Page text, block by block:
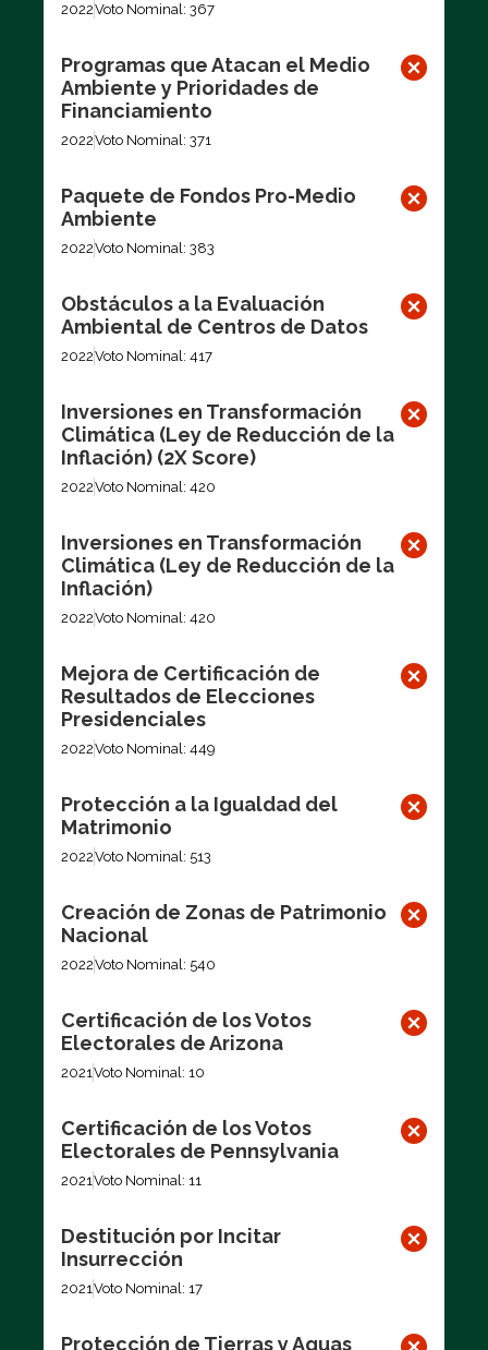
2022Voto Nominal: 367
Programas que Atacan el Medio
Ambiente y Prioridades de
Financiamiento
2022Voto Nominal: 371
Paquete de Fondos Pro-Medio
Ambiente
2022Voto Nominal: 383
Obstáculos a la Evaluación
Ambiental de Centros de Datos
2022Voto Nominal: 417
Inversiones en Transformación
Climática (Ley de Reducción de la
Inflación) (2X Score)
2022Voto Nominal: 420
Inversiones en Transformación
Climática (Ley de Reducción de la
Inflación)
2022Voto Nominal: 420
Mejora de Certificación de
Resultados de Elecciones
Presidenciales
2022Voto Nominal: 449
Protección a la Igualdad del
Matrimonio
2022Voto Nominal: 513
Creación de Zonas de Patrimonio
Nacional
2022Voto Nominal: 540
Certificación de los Votos
Electorales de Arizona
2021Voto Nominal: 10
Certificación de los Votos
Electorales de Pennsylvania
2021Voto Nominal: 11
Destitución por Incitar
Insurrección
2021Voto Nominal: 17
Protección de Tierras y Aguas